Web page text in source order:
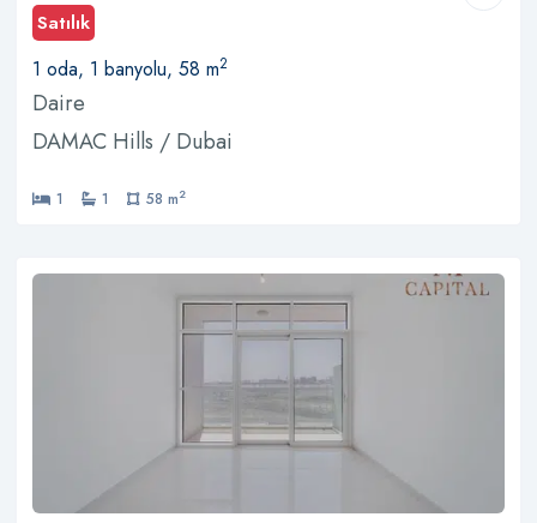
Satılık
1 oda, 1 banyolu, 58 m2
Daire
DAMAC Hills / Dubai
1 1 58 m2